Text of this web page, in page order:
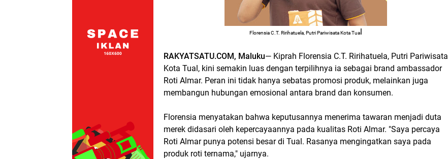
Florensia C.T. Ririhatuela, Putri Pariwisata Kota Tual
RAKYATSATU.COM, Maluku— Kiprah Florensia C.T. Ririhatuela, Putri Pariwisata
Kota Tual, kini semakin luas dengan terpilihnya ia sebagai brand ambassador
Roti Almar. Peran ini tidak hanya sebatas promosi produk, melainkan juga
membangun hubungan emosional antara brand dan konsumen.
Florensia menyatakan bahwa keputusannya menerima tawaran menjadi duta
merek didasari oleh kepercayaannya pada kualitas Roti Almar. "Saya percaya
Roti Almar punya potensi besar di Tual. Rasanya mengingatkan saya pada
produk roti ternama," ujarnya.